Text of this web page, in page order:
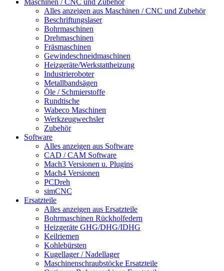
Maschinen / CNC und Zubehör
Alles anzeigen aus Maschinen / CNC und Zubehör
Beschriftungslaser
Bohrmaschinen
Drehmaschinen
Fräsmaschinen
Gewindeschneidmaschinen
Heizgeräte/Werkstattheizung
Industrieroboter
Metallbandsägen
Öle / Schmierstoffe
Rundtische
Wabeco Maschinen
Werkzeugwechsler
Zubehör
Software
Alles anzeigen aus Software
CAD / CAM Software
Mach3 Versionen u. Plugins
Mach4 Versionen
PCDreh
simCNC
Ersatzteile
Alles anzeigen aus Ersatzteile
Bohrmaschinen Rückholfedern
Heizgeräte GHG/DHG/IDHG
Keilriemen
Kohlebürsten
Kugellager / Nadellager
Maschinenschraubstöcke Ersatzteile